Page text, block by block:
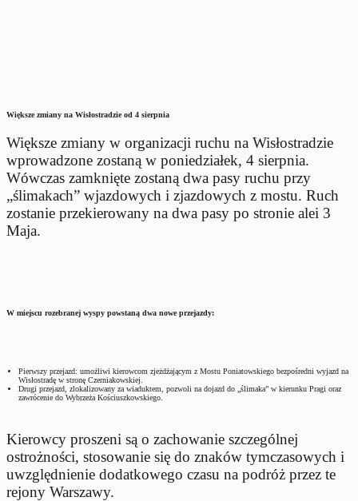
Większe zmiany na Wisłostradzie od 4 sierpnia
Większe zmiany w organizacji ruchu na Wisłostradzie
wprowadzone zostaną w poniedziałek, 4 sierpnia.
Wówczas zamknięte zostaną dwa pasy ruchu przy
„ślimakach” wjazdowych i zjazdowych z mostu. Ruch
zostanie przekierowany na dwa pasy po stronie alei 3
Maja.
W miejscu rozebranej wyspy powstaną dwa nowe przejazdy:
Pierwszy przejazd: umożliwi kierowcom zjeżdżającym z Mostu Poniatowskiego bezpośredni wyjazd na
Wisłostradę w stronę Czerniakowskiej.
Drugi przejazd, zlokalizowany za wiaduktem, pozwoli na dojazd do „ślimaka” w kierunku Pragi oraz
zawrócenie do Wybrzeża Kościuszkowskiego.
Kierowcy proszeni są o zachowanie szczególnej
ostrożności, stosowanie się do znaków tymczasowych i
uwzględnienie dodatkowego czasu na podróż przez te
rejony Warszawy.